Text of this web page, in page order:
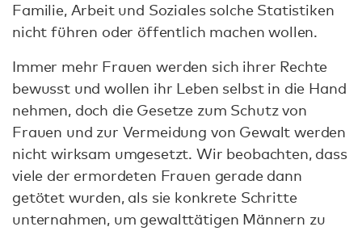
Familie, Arbeit und Soziales solche Statistiken
nicht führen oder öffentlich machen wollen.
Immer mehr Frauen werden sich ihrer Rechte
bewusst und wollen ihr Leben selbst in die Hand
nehmen, doch die Gesetze zum Schutz von
Frauen und zur Vermeidung von Gewalt werden
nicht wirksam umgesetzt. Wir beobachten, dass
viele der ermordeten Frauen gerade dann
getötet wurden, als sie konkrete Schritte
unternahmen, um gewalttätigen Männern zu